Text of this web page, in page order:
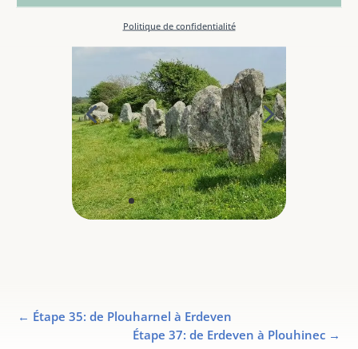
Politique de confidentialité
← Étape 35: de Plouharnel à Erdeven
Étape 37: de Erdeven à Plouhinec→